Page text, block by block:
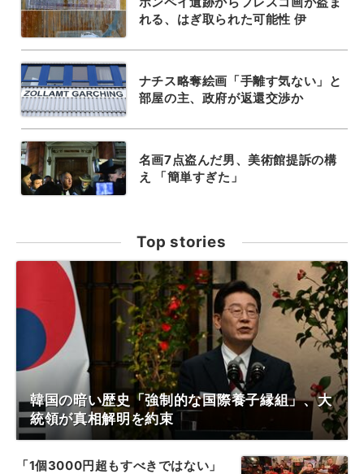
れる、はぎ取られた可能性 伊
ナチス略奪絵画「手離す気ない」と
部屋の主、政府が返還交渉か
名画7点盗んだ男、美術館提訴の構
え 「簡単すぎた」
Top stories
韓国の暗い歴史「強制的な国際養子縁組」、大
統領が真相解明を約束
「1個3000円超もすべきではない」